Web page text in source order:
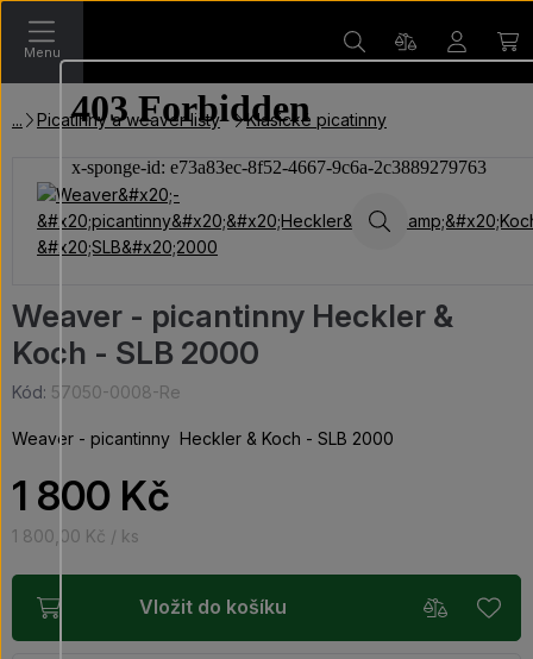
Menu
Picatinny a weaver lišty Klasické picatinny
Weaver - picantinny Heckler &
Koch - SLB 2000
Kód: 57050-0008-Re
Weaver - picantinny Heckler & Koch - SLB 2000
1 800 Kč
1 800,00 Kč / ks
Vložit do košíku